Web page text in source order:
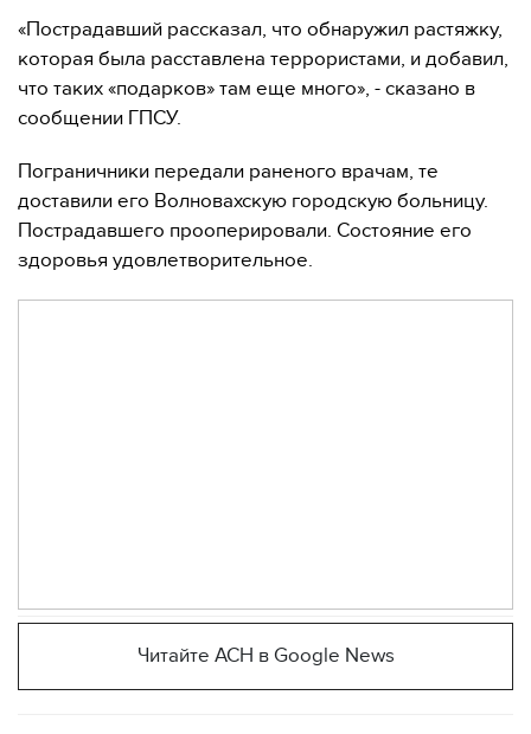
«Пострадавший рассказал, что обнаружил растяжку,
которая была расставлена ​​террористами, и добавил,
что таких «подарков» там еще много», - сказано в
сообщении ГПСУ.
Пограничники передали раненого врачам, те
доставили его Волновахскую городскую больницу.
Пострадавшего прооперировали. Состояние его
здоровья удовлетворительное.
Читайте АСН в Google News